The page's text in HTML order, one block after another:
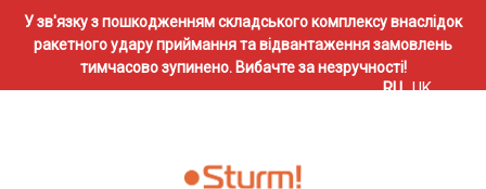
У зв'язку з пошкодженням складського комплексу внаслідок
ракетного удару приймання та відвантаження замовлень
тимчасово зупинено. Вибачте за незручності!
RU UK